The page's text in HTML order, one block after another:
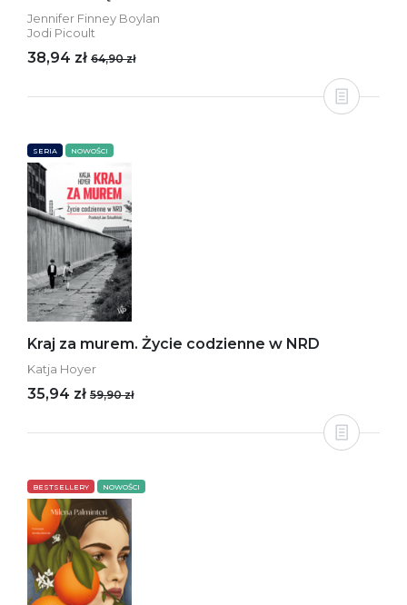
Jennifer Finney Boylan
Jodi Picoult
38,94 zł 64,90 zł
SERIA NOWOŚCI
Kraj za murem. Życie codzienne w NRD
Katja Hoyer
35,94 zł 59,90 zł
BESTSELLERY NOWOŚCI